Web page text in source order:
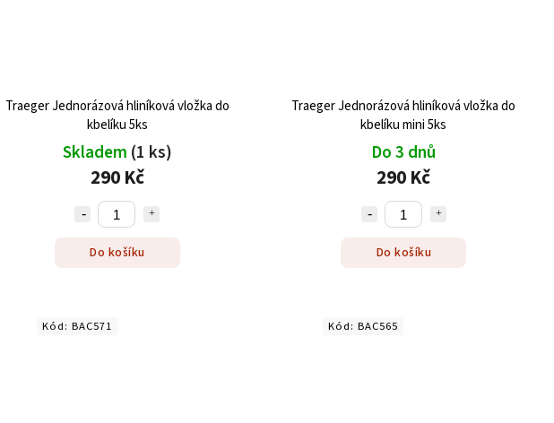
Traeger Jednorázová hliníková vložka do
kbelíku 5ks
Skladem (1 ks)
290 Kč
Do košíku
Traeger Jednorázová hliníková vložka do
kbelíku mini 5ks
Do 3 dnů
290 Kč
Do košíku
Kód: BAC571 Kód:BAC565